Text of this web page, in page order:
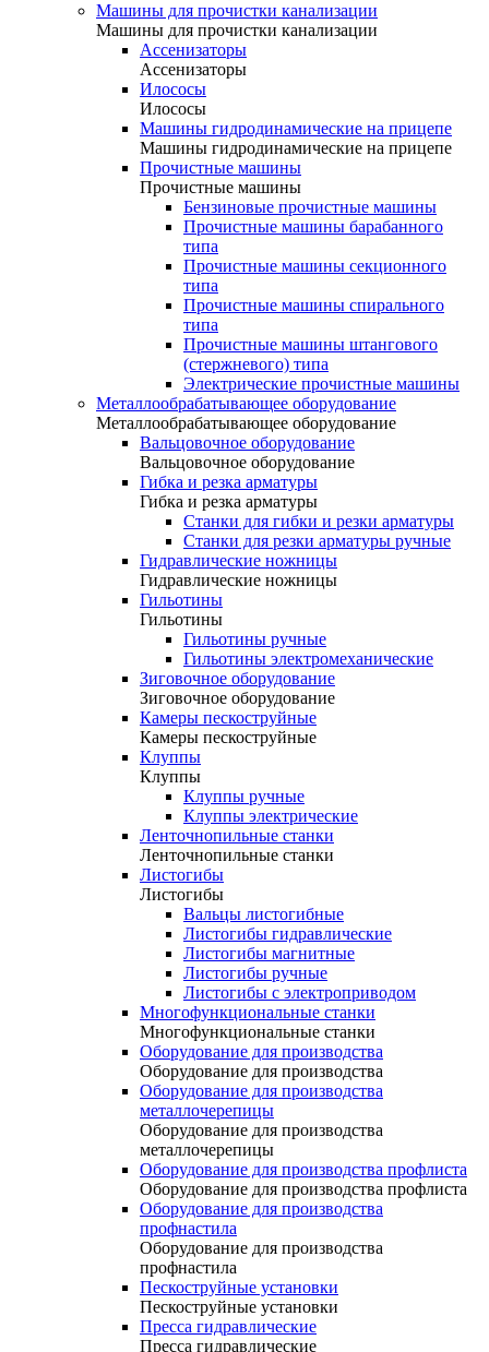
Машины для прочистки канализации
Машины для прочистки канализации
Ассенизаторы
Ассенизаторы
Илососы
Илососы
Машины гидродинамические на прицепе
Машины гидродинамические на прицепе
Прочистные машины
Прочистные машины
Бензиновые прочистные машины
Прочистные машины барабанного
типа
Прочистные машины секционного
типа
Прочистные машины спирального
типа
Прочистные машины штангового
(стержневого) типа
Электрические прочистные машины
Металлообрабатывающее оборудование
Металлообрабатывающее оборудование
Вальцовочное оборудование
Вальцовочное оборудование
Гибка и резка арматуры
Гибка и резка арматуры
Станки для гибки и резки арматуры
Станки для резки арматуры ручные
Гидравлические ножницы
Гидравлические ножницы
Гильотины
Гильотины
Гильотины ручные
Гильотины электромеханические
Зиговочное оборудование
Зиговочное оборудование
Камеры пескоструйные
Камеры пескоструйные
Клуппы
Клуппы
Клуппы ручные
Клуппы электрические
Ленточнопильные станки
Ленточнопильные станки
Листогибы
Листогибы
Вальцы листогибные
Листогибы гидравлические
Листогибы магнитные
Листогибы ручные
Листогибы с электроприводом
Многофункциональные станки
Многофункциональные станки
Оборудование для производства
Оборудование для производства
Оборудование для производства
металлочерепицы
Оборудование для производства
металлочерепицы
Оборудование для производства профлиста
Оборудование для производства профлиста
Оборудование для производства
профнастила
Оборудование для производства
профнастила
Пескоструйные установки
Пескоструйные установки
Пресса гидравлические
Пресса гидравлические